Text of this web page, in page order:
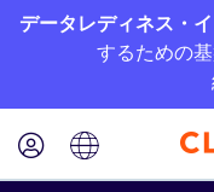
データレディネス・
するための